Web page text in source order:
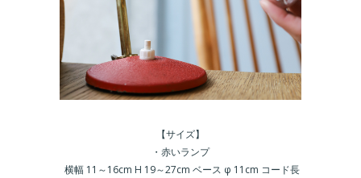
【サイズ】
・赤いランプ
横幅 11～16cm H 19～27cm ベース φ 11cm コード長